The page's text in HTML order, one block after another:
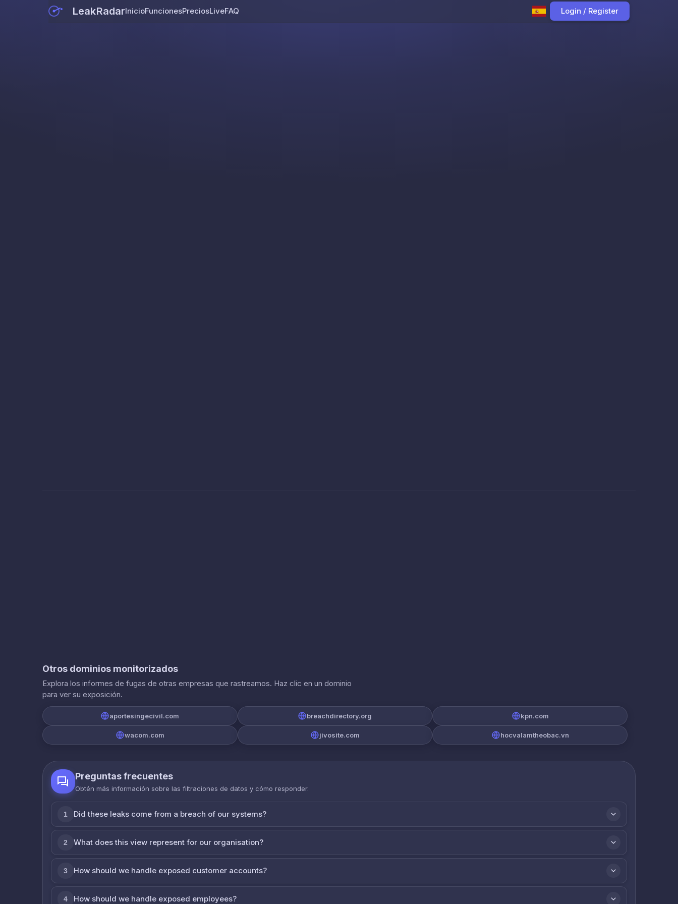
LeakRadarInicioFuncionesPreciosLiveFAQ Login / Register
Otros dominios monitorizados
Explora los informes de fugas de otras empresas que rastreamos. Haz clic en un dominio
para ver su exposición.
aportesingecivil.com breachdirectory.org kpn.com
wacom.com jivosite.com hocvalamtheobac.vn
Preguntas frecuentes
Obtén más información sobre las filtraciones de datos y cómo responder.
1 Did these leaks come from a breach of our systems?
2 What does this view represent for our organisation?
3 How should we handle exposed customer accounts?
4 How should we handle exposed employees?